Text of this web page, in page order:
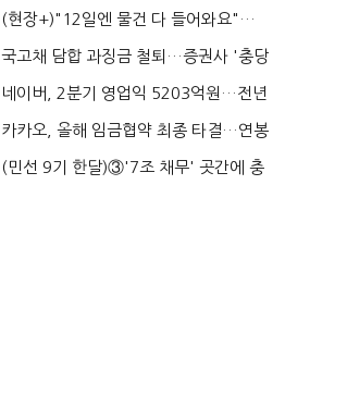
요"…'덜 똘똘한 한 채' 20...
(현장+)"12일엔 물건 다 들어와요"…
빈 매대 채우며 문 연 ...
국고채 담합 과징금 철퇴…증권사 '충당
금 폭탄' 우려...
네이버, 2분기 영업익 5203억원…전년
비 0.2% 감소...
카카오, 올해 임금협약 최종 타결…연봉
6.3% 인상·격려...
(민선 9기 한달)③'7조 채무' 곳간에 충